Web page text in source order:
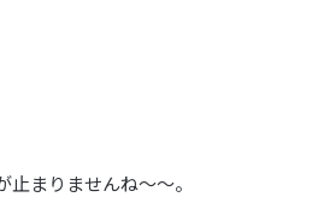
まりませんね～～。